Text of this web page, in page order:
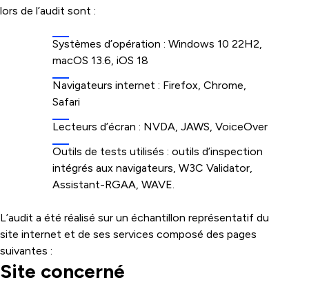
lors de l’audit sont :
Systèmes d’opération : Windows 10 22H2,
macOS 13.6, iOS 18
Navigateurs internet : Firefox, Chrome,
Safari
Lecteurs d’écran : NVDA, JAWS, VoiceOver
Outils de tests utilisés : outils d’inspection
intégrés aux navigateurs, W3C Validator,
Assistant-RGAA, WAVE.
L’audit a été réalisé sur un échantillon représentatif du
site internet et de ses services composé des pages
suivantes :
Site concerné